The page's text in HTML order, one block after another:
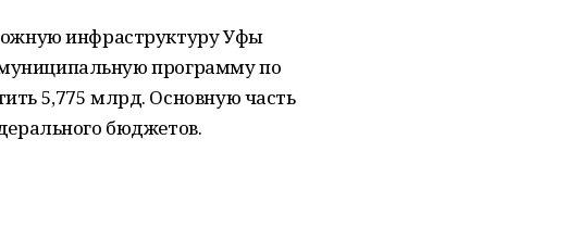
инфраструктуру Уфы
программу по
5,775 млрд. Основную часть
бюджетов.